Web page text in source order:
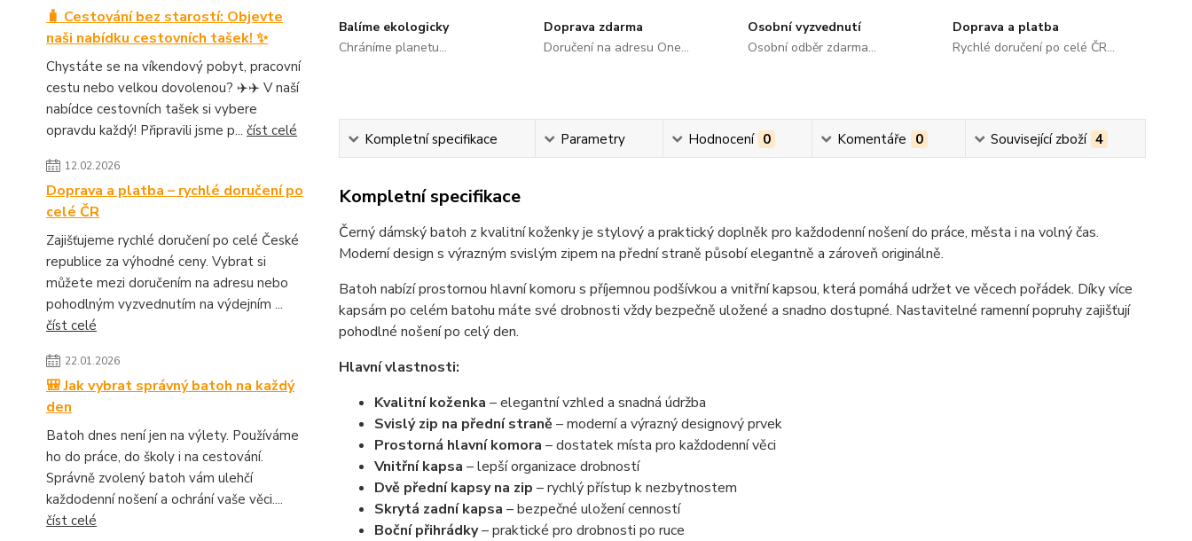
🧳 Cestování bez starostí: Objevte
naši nabídku cestovních tašek! ✨
Chystáte se na víkendový pobyt, pracovní
cestu nebo velkou dovolenou? ✈️✈️ V naší
nabídce cestovních tašek si vybere
opravdu každý! Připravili jsme p... číst celé
12.02.2026
Doprava a platba – rychlé doručení po
celé ČR
Zajišťujeme rychlé doručení po celé České
republice za výhodné ceny. Vybrat si
můžete mezi doručením na adresu nebo
pohodlným vyzvednutím na výdejním ...
číst celé
22.01.2026
🎒 Jak vybrat správný batoh na každý
den
Batoh dnes není jen na výlety. Používáme
ho do práce, do školy i na cestování.
Správně zvolený batoh vám ulehčí
každodenní nošení a ochrání vaše věci....
číst celé
Balíme ekologicky
Chráníme planetu...
Doprava zdarma
Doručení na adresu One...
Osobní vyzvednutí
Osobní odběr zdarma...
Doprava a platba
Rychlé doručení po celé ČR...
Kompletní specifikace Parametry Hodnocení 0 Komentáře 0 Související zboží 4
Kompletní specifikace
Černý dámský batoh z kvalitní koženky je stylový a praktický doplněk pro každodenní nošení do práce, města i na volný čas.
Moderní design s výrazným svislým zipem na přední straně působí elegantně a zároveň originálně.
Batoh nabízí prostornou hlavní komoru s příjemnou podšívkou a vnitřní kapsou, která pomáhá udržet ve věcech pořádek. Díky více
kapsám po celém batohu máte své drobnosti vždy bezpečně uložené a snadno dostupné. Nastavitelné ramenní popruhy zajišťují
pohodlné nošení po celý den.
Hlavní vlastnosti:
Kvalitní koženka – elegantní vzhled a snadná údržba
Svislý zip na přední straně – moderní a výrazný designový prvek
Prostorná hlavní komora – dostatek místa pro každodenní věci
Vnitřní kapsa – lepší organizace drobností
Dvě přední kapsy na zip – rychlý přístup k nezbytnostem
Skrytá zadní kapsa – bezpečné uložení cenností
Boční přihrádky– praktické pro drobnosti po ruce